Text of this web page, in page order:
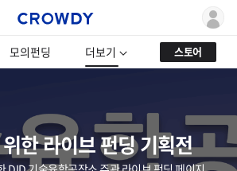
모의펀딩 더보기 스토어
한 라이브 펀딩 기획전